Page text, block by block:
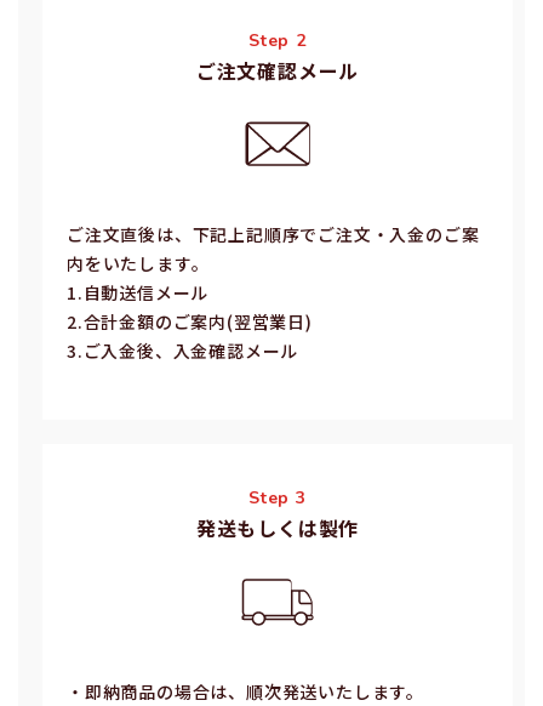
Step 2
ご注文確認メール
ご注⽂直後は、下記上記順序でご注⽂・⼊⾦のご案
内をいたします。
1.⾃動送信メール
2.合計⾦額のご案内(翌営業⽇)
3.ご⼊⾦後、⼊⾦確認メール
Step 3
発送もしくは製作
・即納商品の場合は、順次発送いたします。